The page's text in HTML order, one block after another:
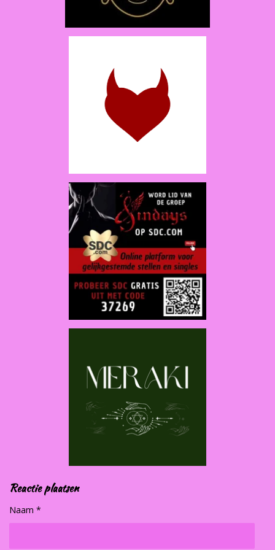
Reactie plaatsen
Naam *